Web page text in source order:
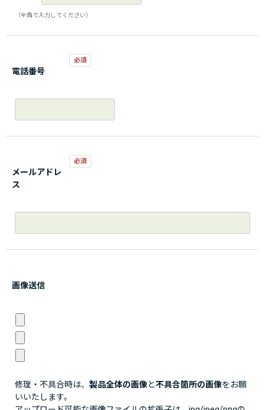
（全角で入力してください）
電話番号
メールアドレ
ス
画像送信
修理・不具合時は、 製品全体の画像と不具合箇所の画像をお願
いいたします。